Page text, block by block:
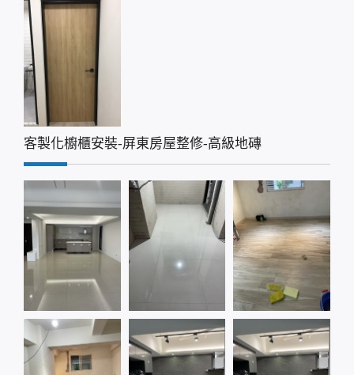
客製化櫥櫃安裝-屏東房屋整修-高級地磚